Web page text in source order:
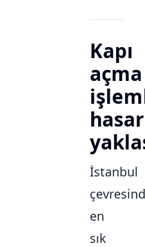
Kapı
açma
İstanbul
en
sık